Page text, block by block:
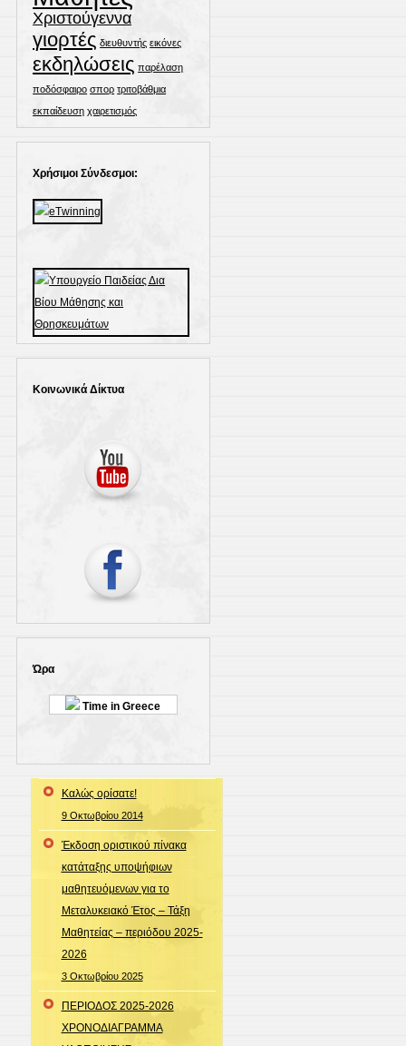
Χριστούγεννα
γιορτές διευθυντής εικόνες
εκδηλώσεις παρέλαση
ποδόσφαιρο σπορ τριτοβάθμια
εκπαίδευση χαιρετισμός
Χρήσιμοι Σύνδεσμοι:
Κοινωνικά Δίκτυα
Ώρα
Time in Greece
Καλώς ορίσατε!
9 Οκτωβρίου 2014
Έκδοση οριστικού πίνακα
κατάταξης υποψήφιων
μαθητευόμενων για το
Μεταλυκειακό Έτος – Τάξη
Μαθητείας – περιόδου 2025-
2026
3 Οκτωβρίου 2025
ΠΕΡΙΟΔΟΣ 2025-2026
ΧΡΟΝΟΔΙΑΓΡΑΜΜΑ